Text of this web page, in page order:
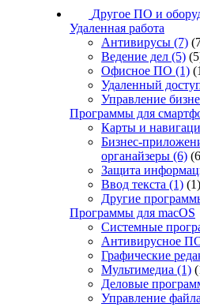
Другое ПО и
Удаленная работа
Антивирусы (7)
Ведение дел (5)
Офисное ПО (1)
Удаленный
Управление
Программы для
Карты и
Бизнес-
органайзеры (6)
Защита
Ввод текста (1) (1)
Другие
Программы для macOS
Системные
Антивирусное
Графические
Мультимедиа (1)
Деловые
Управление